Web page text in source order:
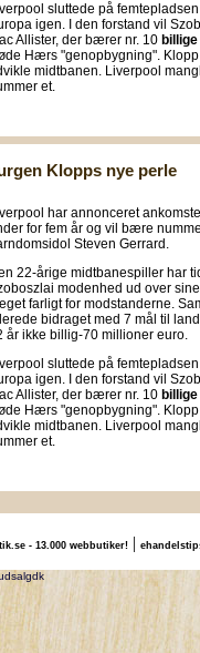
sluttede på
igen. I den forstand vil
Allister, der bærer nr. 10
Hærs "genopbygning".
midtbanen. Liverpool
et.
Klopps nye perle
har annonceret
for fem år og vil bære
Steven Gerrard.
22-årige midtbanespiller har
modenhed ud over
farligt for modstanderne.
bidraget med 7 mål til
år ikke billig-70 millioner euro.
sluttede på
igen. I den forstand vil
Allister, der bærer nr. 10
Hærs "genopbygning".
midtbanen. Liverpool
et.
- 13.000 webbutiker!|
trojerudsalgdk